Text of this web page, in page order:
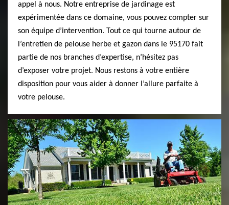
appel à nous. Notre entreprise de jardinage est
expérimentée dans ce domaine, vous pouvez compter sur
son équipe d’intervention. Tout ce qui tourne autour de
l’entretien de pelouse herbe et gazon dans le 95170 fait
partie de nos branches d’expertise, n’hésitez pas
d’exposer votre projet. Nous restons à votre entière
disposition pour vous aider à donner l’allure parfaite à
votre pelouse.